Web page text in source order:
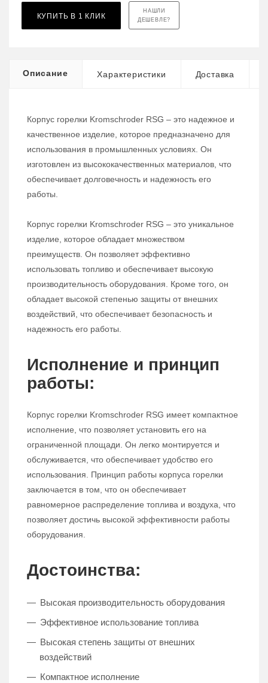
КУПИТЬ В 1 КЛИК
НАШЛИ
ДЕШЕВЛЕ?
Описание Характеристики Доставка
Корпус горелки Kromschroder RSG – это надежное и
качественное изделие, которое предназначено для
использования в промышленных условиях. Он
изготовлен из высококачественных материалов, что
обеспечивает долговечность и надежность его
работы.
Корпус горелки Kromschroder RSG – это уникальное
изделие, которое обладает множеством
преимуществ. Он позволяет эффективно
использовать топливо и обеспечивает высокую
производительность оборудования. Кроме того, он
обладает высокой степенью защиты от внешних
воздействий, что обеспечивает безопасность и
надежность его работы.
Исполнение и принцип
работы:
Корпус горелки Kromschroder RSG имеет компактное
исполнение, что позволяет установить его на
ограниченной площади. Он легко монтируется и
обслуживается, что обеспечивает удобство его
использования. Принцип работы корпуса горелки
заключается в том, что он обеспечивает
равномерное распределение топлива и воздуха, что
позволяет достичь высокой эффективности работы
оборудования.
Достоинства:
Высокая производительность оборудования
Эффективное использование топлива
Высокая степень защиты от внешних
воздействий
Компактное исполнение